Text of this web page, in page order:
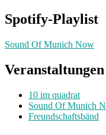
Spotify-Playlist
Sound Of Munich Now
Veranstaltungen
10 im quadrat
Sound Of Munich
Freundschaftsbänd